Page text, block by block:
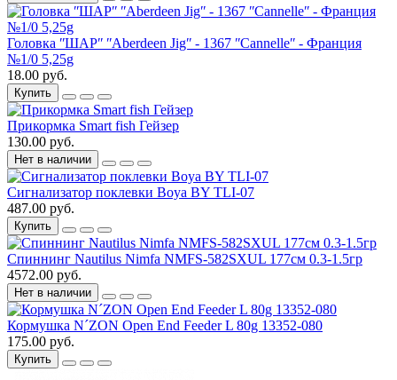
Головка ʺШАРʺ ʺAberdeen Jigʺ - 1367 ʺCannelleʺ - Франция
№1/0 5,25g
18.00 руб.
Купить
Прикормка Smart fish Гейзер
130.00 руб.
Нет в наличии
Сигнализатор поклевки Boya BY TLI-07
487.00 руб.
Купить
Спиннинг Nautilus Nimfa NMFS-582SXUL 177см 0.3-1.5гр
4572.00 руб.
Нет в наличии
Кормушка N´ZON Open End Feeder L 80g 13352-080
175.00 руб.
Купить